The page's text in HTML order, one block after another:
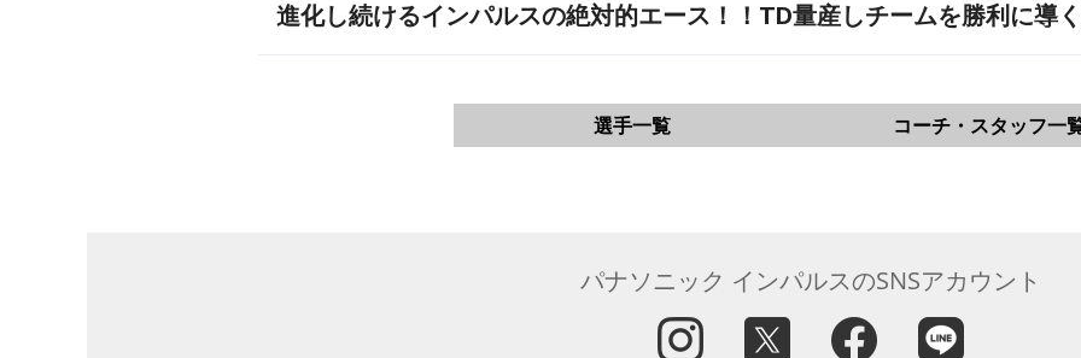
進化し続けるインパルスの絶対的エース！！TD量産しチームを勝利に導
選手一覧 コーチ・スタッフ一
パナソニック インパルスのSNSアカウント